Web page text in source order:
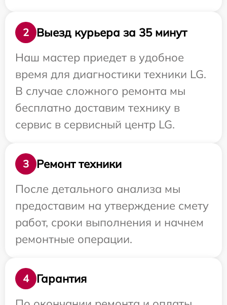
2
Выезд курьера за 35 минут
Наш мастер приедет в удобное
время для диагностики техники LG.
В случае сложного ремонта мы
бесплатно доставим технику в
сервис в сервисный центр LG.
3
Ремонт техники
После детального анализа мы
предоставим на утверждение смету
работ, сроки выполнения и начнем
ремонтные операции.
4
Гарантия